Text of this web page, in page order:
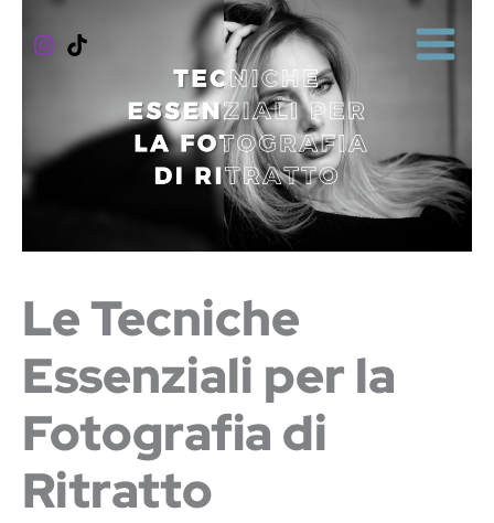
Le Tecniche
Essenziali per la
Fotografia di
Ritratto